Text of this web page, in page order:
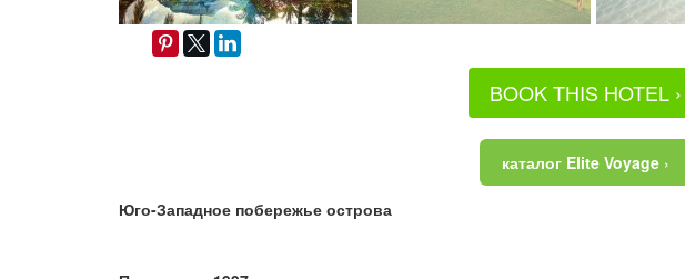
BOOK THIS HOTEL ›
каталог Elite Voyage ›
Юго-Западное побережье острова